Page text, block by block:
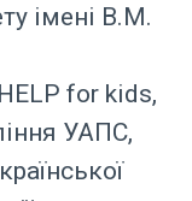
імені В.М.
for kids,
УАПС,